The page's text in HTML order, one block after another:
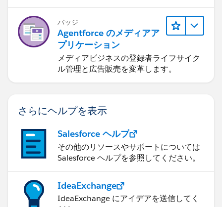
バッジ
Agentforce のメディアア
プリケーション
メディアビジネスの登録者ライフサイク
ル管理と広告販売を変革します。
さらにヘルプを表示
Salesforce ヘルプ
その他のリソースやサポートについては
Salesforce ヘルプを参照してください。
IdeaExchange
IdeaExchange にアイデアを送信してく